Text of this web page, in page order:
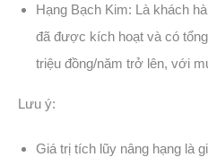
Hạng Bạch Kim: Là khách
đã được kích hoạt và có
triệu đồng/năm trở lên, với
Lưu ý:
Giá trị tích lũy nâng hạng là